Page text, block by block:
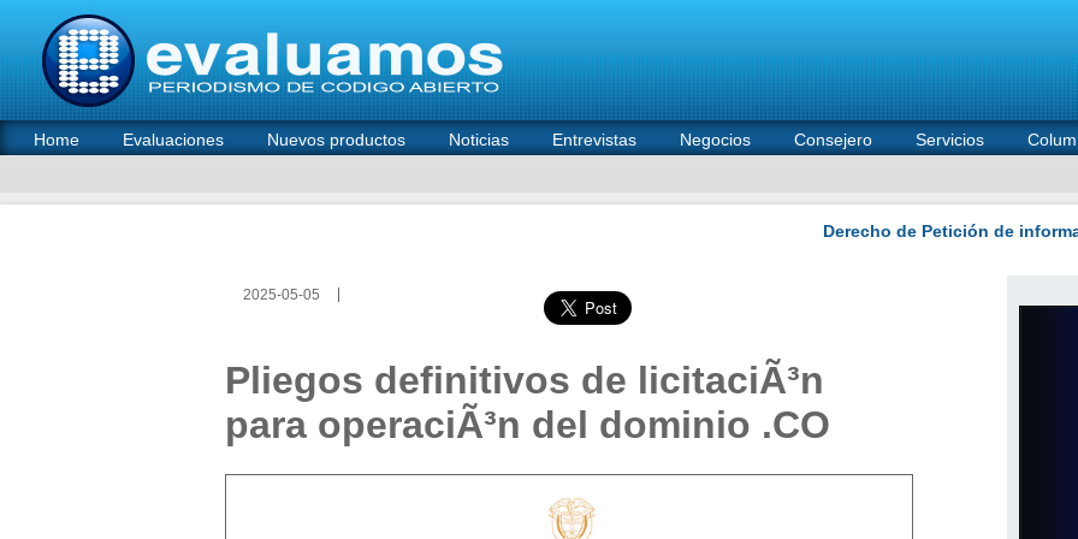
Home Evaluaciones Nuevos productos Noticias Entrevistas Negocios Consejero Servicios
2025-05-05
Pliegos definitivos de licitaciÃ³n
para operaciÃ³n del dominio .CO